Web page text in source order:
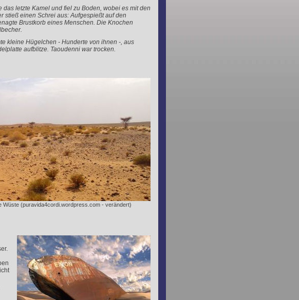
letzte Kamel und fiel zu Boden, wobei es mit den
stieß einen Schrei aus: Aufgespießt auf den
Brustkorb eines Menschen. Die Knochen
kleine Hügelchen - Hunderte von ihnen -, aus
aufblitze. Taoudenni war trocken.
Wüste (puravida4cordi.wordpress.com - verändert)